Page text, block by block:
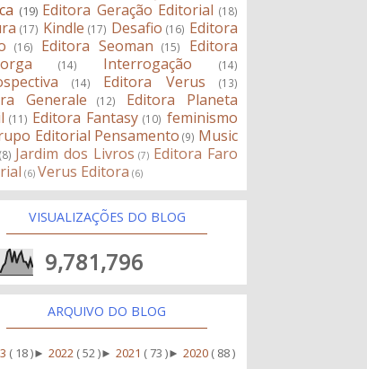
(19) Editora Geração Editorial (18)
(17) Kindle (17) Desafio (16) Editora
(16) Editora Seoman (15)
Editora
(14) Interrogação (14)
(14) Editora Verus (13)
Generale (12)
Editora Planeta
(11) Editora Fantasy (10) feminismo
Editorial Pensamento (9) Music
(8) Jardim dos Livros (7) Editora Faro
(6) Verus Editora (6)
VISUALIZAÇÕES DO BLOG
9,781,796
ARQUIVO DO BLOG
( 18 )►2022 ( 52 )►2021 ( 73 )►2020 ( 88 )